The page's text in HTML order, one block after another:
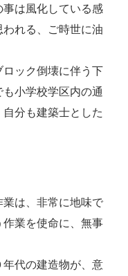
は風化している感
れる、ご時世に油
ック倒壊に伴う下
小学校学区内の通
分も建築士とした
は、非常に地味で
業を使命に、無事
代の建造物が、意